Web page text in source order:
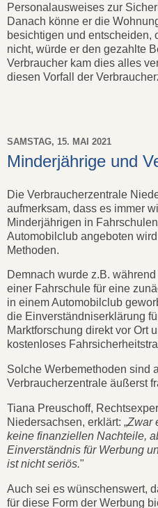
Personalausweises zur
Danach könne er die
besichtigen und entscheiden,
nicht, würde er den gezahlte
Verbraucher kam dies alles
diesen Vorfall der
SAMSTAG, 15. MAI 2021
Minderjährige und
Die Verbraucherzentrale
aufmerksam, dass es immer
Minderjährigen in
Automobilclub angeboten
Methoden.
Demnach wurde z.B.
einer Fahrschule für eine
in einem Automobilclub
die Einverständniserklärung
Marktforschung direkt vor Ort
kostenloses
Solche Werbemethoden sind
Verbraucherzentrale äußerst
Tiana Preuschoff,
Niedersachsen, erklärt: „Zwar
keine finanziellen Nachteile,
Einverständnis für Werbung
ist nicht seriös."
Auch sei es wünschenswert,
für diese Form der Werbung